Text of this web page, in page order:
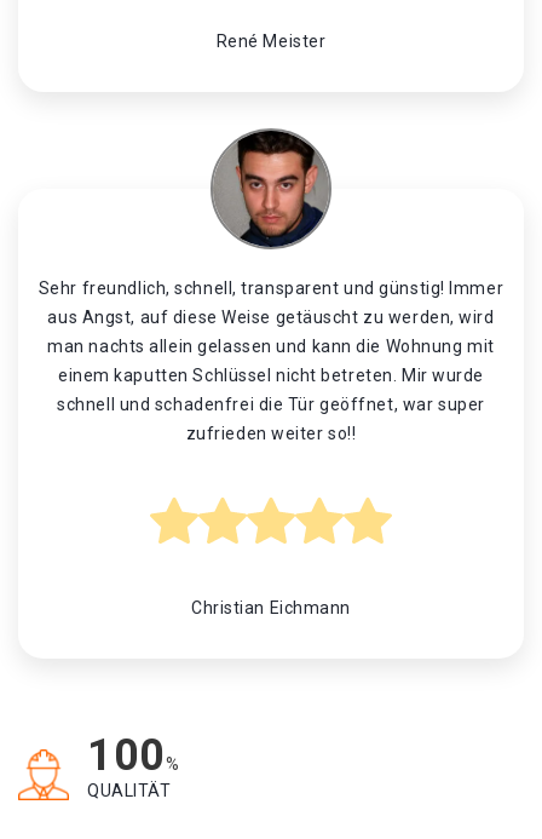
René Meister
Sehr freundlich, schnell, transparent und günstig! Immer
aus Angst, auf diese Weise getäuscht zu werden, wird
man nachts allein gelassen und kann die Wohnung mit
einem kaputten Schlüssel nicht betreten. Mir wurde
schnell und schadenfrei die Tür geöffnet, war super
zufrieden weiter so!!
Christian Eichmann
100%
QUALITÄT